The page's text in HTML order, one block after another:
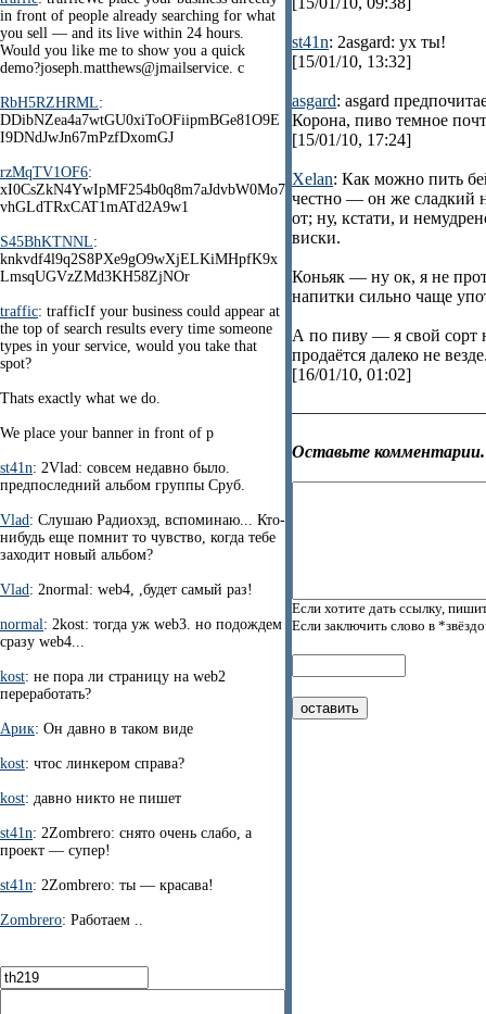
in front of people already searching for what
you sell — and its live within 24 hours.
Would you like me to show you a quick
demo?joseph.matthews@jmailservice. c
RbH5RZHRML:
DDibNZea4a7wtGU0xiToOFiipmBGe81O9E
I9DNdJwJn67mPzfDxomGJ
rzMqTV1OF6:
xI0CsZkN4YwIpMF254b0q8m7aJdvbW0Mo7
vhGLdTRxCAT1mATd2A9w1
S45BhKTNNL:
knkvdf4l9q2S8PXe9gO9wXjELKiMHpfK9x
LmsqUGVzZMd3KH58ZjNOr
traffic: trafficIf your business could appear at
the top of search results every time someone
types in your service, would you take that
spot?
Thats exactly what we do.
We place your banner in front of p
st41n: 2Vlad: совсем недавно было.
предпоследний альбом группы Сруб.
Vlad: Слушаю Радиохэд, вспоминаю... Кто-
нибудь еще помнит то чувство, когда тебе
заходит новый альбом?
Vlad: 2normal: web4, ,будет самый раз!
normal: 2kost: тогда уж web3. но подождем
сразу web4...
kost: не пора ли страницу на web2
переработать?
Арик: Он давно в таком виде
kost: чтос линкером справа?
kost: давно никто не пишет
st41n: 2Zombrero: снято очень слабо, а
проект — супер!
st41n: 2Zombrero: ты — красава!
Zombrero: Работаем ..
st41n: 2asgard: ух ты!
[15/01/10, 13:32]
asgard: asgard
Корона, пиво темное
[15/01/10, 17:24]
Xelan: Как можно пить
честно — он же сладкий
от; ну, кстати, и
виски.
Коньяк — ну ок, я не
напитки сильно чаще
А по пиву — я свой сорт
продаётся далеко не
[16/01/10, 01:02]
Оставьте
Если хотите дать ссылку,
Если заключить слово в